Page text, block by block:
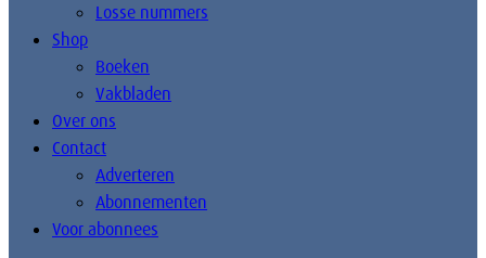
Losse nummers
Shop
Boeken
Vakbladen
Over ons
Contact
Adverteren
Abonnementen
Voor abonnees